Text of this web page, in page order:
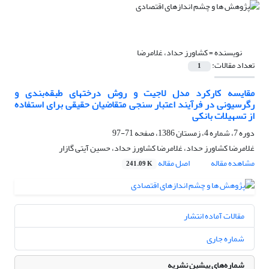
نویسنده =کشاورز حداد، غلامرضا
تعداد مقالات: 1
مقایسه کارکرد مدل لاجیت و روش درختهای طبقه‌بندی و
رگرسیونی در فرآیند اعتبار سنجی متقاضیان حقیقی برای استفاده
از تسهیلات بانکی
دوره 7، شماره 4، زمستان 1386، صفحه
71-97
غلامرضا کشاورز حداد، غلامرضا کشاورز حداد، حسین آیتی گازار
مشاهده مقاله
اصل مقاله 241.09 K
مقالات آماده انتشار
شماره جاری
شماره‌های پیشین نشریه